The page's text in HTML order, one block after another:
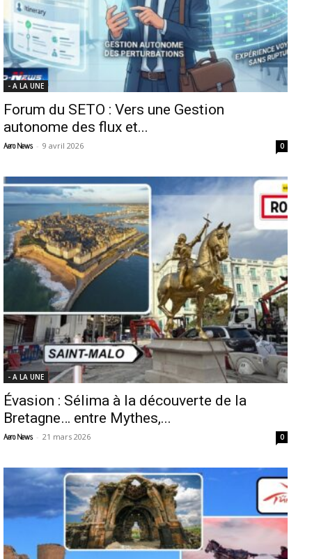
- A LA UNE
Forum du SETO : Vers une Gestion
autonome des flux et...
Aero News - 9 avril 2026 0
- A LA UNE
Évasion : Sélima à la découverte de la
Bretagne… entre Mythes,...
Aero News - 21 mars 2026 0